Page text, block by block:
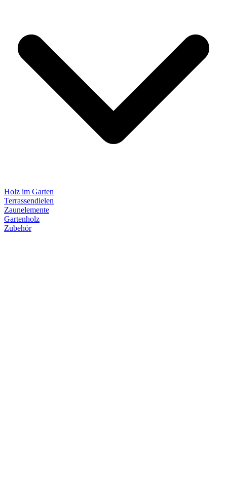
Holz im Garten
Terrassendielen
Zaunelemente
Gartenholz
Zubehör